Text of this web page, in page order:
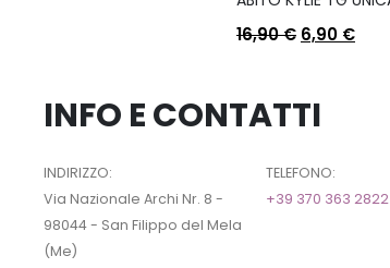
16,90€ 6,90 €
INFO E CONTATTI
INDIRIZZO:
Via Nazionale Archi Nr. 8 -
98044 - San Filippo del Mela
(Me)
TELEFONO:
+39 370 363 2822